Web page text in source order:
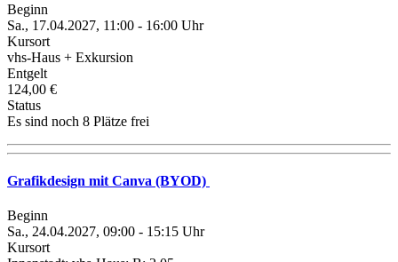
Beginn
Sa., 17.04.2027, 11:00 - 16:00 Uhr
Kursort
vhs-Haus + Exkursion
Entgelt
124,00 €
Status
Es sind noch 8 Plätze frei
Grafikdesign mit Canva (BYOD)
Beginn
Sa., 24.04.2027, 09:00 - 15:15 Uhr
Kursort